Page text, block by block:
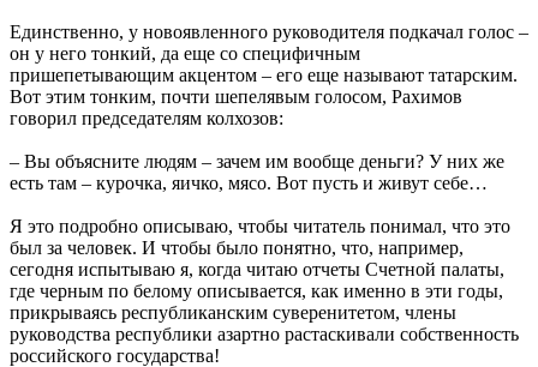
Единственно, у новоявленного руководителя подкачал голос –
он у него тонкий, да еще со специфичным
пришепетывающим акцентом – его еще называют татарским.
Вот этим тонким, почти шепелявым голосом, Рахимов
говорил председателям колхозов:
– Вы объясните людям – зачем им вообще деньги? У них же
есть там – курочка, яичко, мясо. Вот пусть и живут себе…
Я это подробно описываю, чтобы читатель понимал, что это
был за человек. И чтобы было понятно, что, например,
сегодня испытываю я, когда читаю отчеты Счетной палаты,
где черным по белому описывается, как именно в эти годы,
прикрываясь республиканским суверенитетом, члены
руководства республики азартно растаскивали собственность
российского государства!